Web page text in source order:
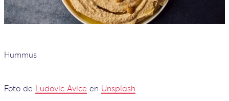
Hummus
Foto de Ludovic Avice en Unsplash